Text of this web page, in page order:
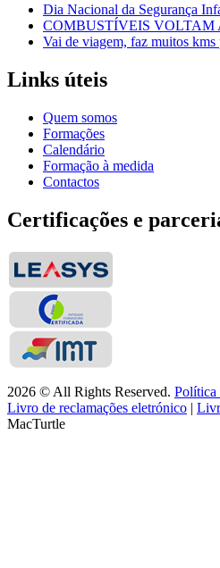
Dia Nacional da Segurança
COMBUSTÍVEIS VOLTAM
Vai de viagem, faz muitos kms
Links úteis
Quem somos
Formações
Calendário
Formação à medida
Contactos
Certificações e
2026 © All Rights Reserved. Política
Livro de reclamações eletrónico
MacTurtle